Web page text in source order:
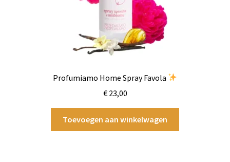
Profumiamo Home Spray Favola
€23,00
Toevoegen aan winkelwagen